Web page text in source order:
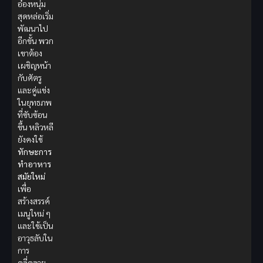
อ๋องหนุ่ม
สุดหล่อเริ่ม
พัฒนาไป
อีกขั้น พวก
เขาต้อง
เผชิญหน้า
กับศัตรู
และคู่แข่ง
ในยุทธภพ
ที่ซับซ้อน
ขึ้น หลิวหลี
ยังคงใช้
ทักษะการ
ทำอาหาร
สมัยใหม่
เพื่อ
สร้างสรรค์
เมนูใหม่ ๆ
และใช้เป็น
อาวุธลับใน
การ